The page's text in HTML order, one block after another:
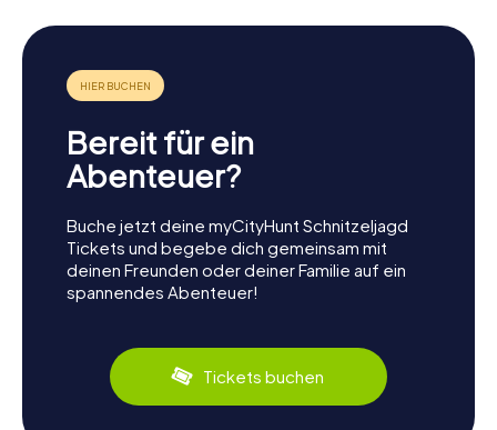
Bereit für ein
Abenteuer?
Buche jetzt deine myCityHunt Schnitzeljagd
Tickets und begebe dich gemeinsam mit
deinen Freunden oder deiner Familie auf ein
spannendes Abenteuer!
Tickets buchen